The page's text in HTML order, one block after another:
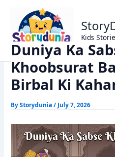
content
Kids
Home
Akbar Birbal Stories
Duniya Ka Sabse Khoobsurat
Duniya Ka
Khoobsurat
Birbal Ki
ByStorydunia/ July 7, 2026